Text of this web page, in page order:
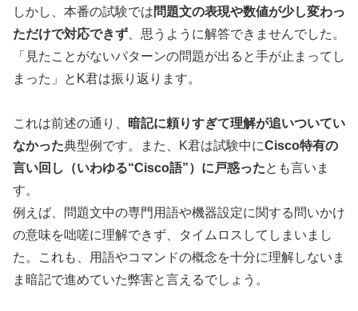
しかし、本番の試験では問題文の表現や数値が少し変わっ
ただけで対応できず 、思うように解答できませんでした。
「見たことがないパターンの問題が出ると手が止まってし
まった」とK君は振り返ります。
これは前述の通り、
暗記に頼りすぎて理解が追いついてい
なかった典型例です。また、K君は試験中にCisco特有の
言い回し（いわゆる“Cisco語”）に戸惑ったとも言いま
す。
例えば、問題文中の専門用語や機器設定に関する問いかけ
の意味を咄嗟に理解できず、タイムロスしてしまいまし
た。これも、用語やコマンドの概念を十分に理解しないま
ま暗記で進めていた弊害と言えるでしょう。